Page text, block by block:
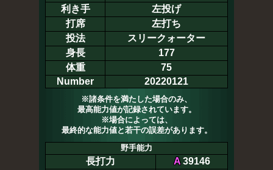
利き手
左投げ
打席
左打ち
投法
スリークォーター
身長
177
体重
75
Number
20220121
※諸条件を満たした場合のみ、
最高能力値が記録されています。
※場合によっては、
最終的な能力値と若干の誤差があります。
野手能力
長打力 A39146